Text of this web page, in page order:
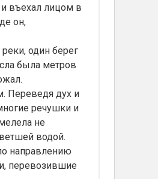
и въехал лицом в
он,
один берег
была метров
Переведя дух и
речушки и
не
водой.
направлению
перевозившие